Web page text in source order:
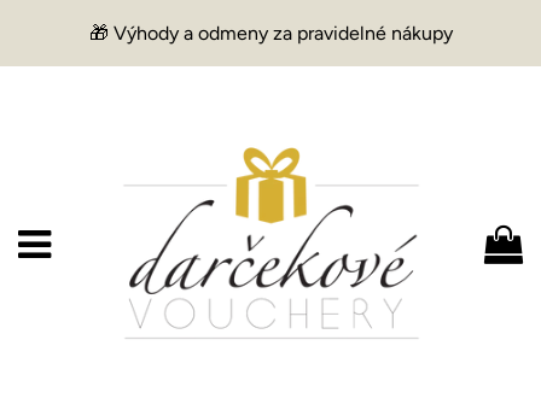
🎁 Výhody a odmeny za pravidelné nákupy
Menu